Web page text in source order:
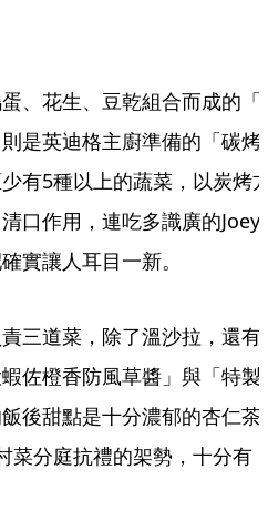
、花生、豆乾組合而成的「
是英迪格主廚準備的「碳烤
有5種以上的蔬菜，以炭烤
口作用，連吃多識廣的Joey
實讓人耳目一新。
三道菜，除了溫沙拉，還有
佐橙香防風草醬」與「特製
後甜點是十分濃郁的杏仁茶
菜分庭抗禮的架勢，十分有